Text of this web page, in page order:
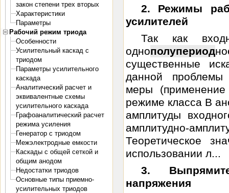
закон степени трех вторых
Характеристики
Параметры
Рабочий режим триода
Особенности
Усилительный каскад с
триодом
Параметры усилительного
каскада
Аналитический расчет и
эквивалентные схемы
усилительного каскада
Графоаналитический расчет
режима усиления
Генератор с триодом
Межэлектродные емкости
Каскады с общей сеткой и
общим анодом
Недостатки триодов
Основные типы приемно-
усилительных триодов
2. Режимы
усилителей
Так как
однополупериод
существенные
данной проблемы
меры
режиме класса В
амплитуды
амплитудно-
Теоретическое
использовании л...
3.
напряжения